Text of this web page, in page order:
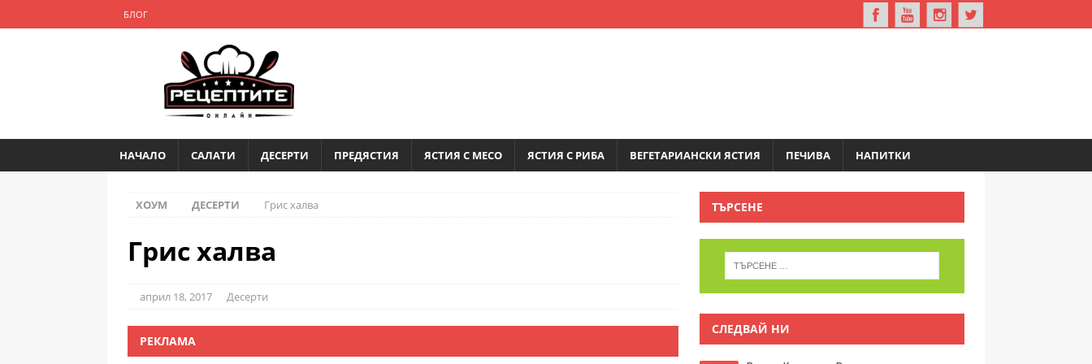
БЛОГ
НАЧАЛО САЛАТИ ДЕСЕРТИ ПРЕДЯСТИЯ ЯСТИЯ С МЕСО ЯСТИЯ С РИБА ВЕГЕТАРИАНСКИ ЯСТИЯ ПЕЧИВА НАПИТКИ
ХОУМ ДЕСЕРТИ Грис халва
Грис халва
април 18, 2017 Десерти
РЕКЛАМА
ТЪРСЕНЕ
СЛЕДВАЙ НИ